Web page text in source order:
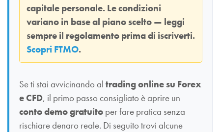
capitale personale. Le condizioni
variano in base al piano scelto — leggi
sempre il regolamento prima di iscriverti.
Scopri FTMO.
Se ti stai avvicinando al trading online su Forex
e CFD, il primo passo consigliato è aprire un
conto demo gratuito per fare pratica senza
rischiare denaro reale. Di seguito trovi alcune